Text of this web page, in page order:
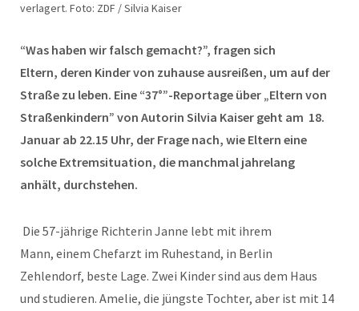
verlagert. Foto: ZDF / Silvia Kaiser
“Was haben wir falsch gemacht?”, fragen sich
Eltern, deren Kinder von zuhause ausreißen, um auf der
Straße zu leben. Eine “37°”-Reportage über „Eltern von
Straßenkindern” von Autorin Silvia Kaiser geht am 18.
Januar ab 22.15 Uhr, der Frage nach, wie Eltern eine
solche Extremsituation, die manchmal jahrelang
anhält, durchstehen.
Die 57-jährige Richterin Janne lebt mit ihrem
Mann, einem Chefarzt im Ruhestand, in Berlin
Zehlendorf, beste Lage. Zwei Kinder sind aus dem Haus
und studieren. Amelie, die jüngste Tochter, aber ist mit 14